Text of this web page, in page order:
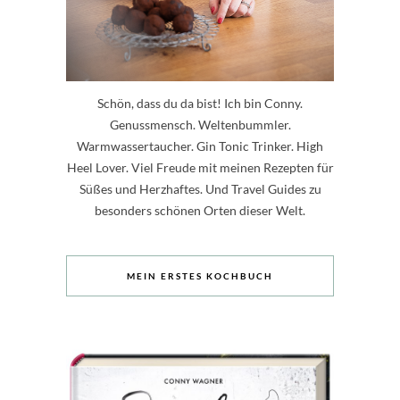
Schön, dass du da bist! Ich bin Conny.
Genussmensch. Weltenbummler.
Warmwassertaucher. Gin Tonic Trinker. High
Heel Lover. Viel Freude mit meinen Rezepten für
Süßes und Herzhaftes. Und Travel Guides zu
besonders schönen Orten dieser Welt.
MEIN ERSTES KOCHBUCH